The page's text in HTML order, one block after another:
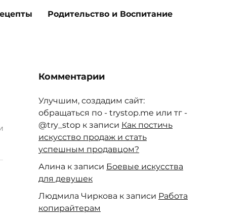
Родительство и Воспитание
Комментарии
Улучшим, создадим сайт:
обращаться по - trystop.me или тг -
@try_stop к записи Как постичь
искусство продаж и стать
успешным продавцом?
Алина к записи Боевые искусства
для девушек
Людмила Чиркова к записи Работа
копирайтерам